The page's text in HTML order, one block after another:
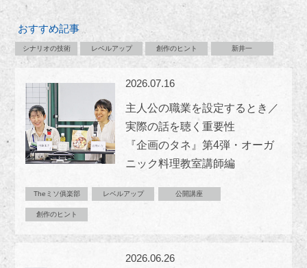
おすすめ記事
シナリオの技術 レベルアップ 創作のヒント 新井一
2026.07.16
主人公の職業を設定するとき／
実際の話を聴く重要性
『企画のタネ』第4弾・オーガ
ニック料理教室講師編
Theミソ俱楽部 レベルアップ 公開講座
創作のヒント
2026.06.26